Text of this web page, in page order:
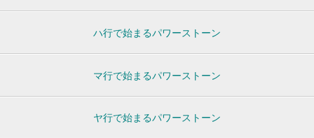
ハ行で始まるパワーストーン
マ行で始まるパワーストーン
ヤ行で始まるパワーストーン